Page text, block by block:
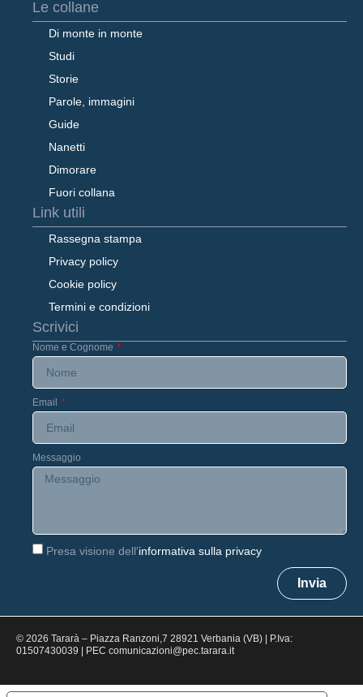
Le collane
Di monte in monte
Studi
Storie
Parole, immagini
Guide
Nanetti
Dimorare
Fuori collana
Link utili
Rassegna stampa
Privacy policy
Cookie policy
Termini e condizioni
Scrivici
Nome e Cognome
Email
Messaggio
Presa visione dell'informativa sulla privacy
Invia
© 2026 Tararà – Piazza Ranzoni,7 28921 Verbania (VB) | P.Iva:
01507430039 | PEC comunicazioni@pec.tarara.it